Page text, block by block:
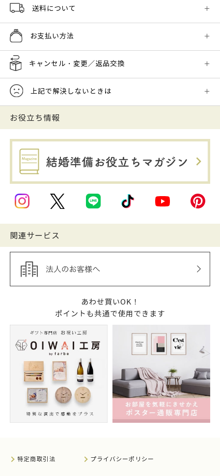
送料について
お支払い方法
キャンセル・変更／返品交換
上記で解決しないときは
お役立ち情報
関連サービス
あわせ買いOK！
ポイントも共通で使用できます
特定商取引法 プライバシーポリシー